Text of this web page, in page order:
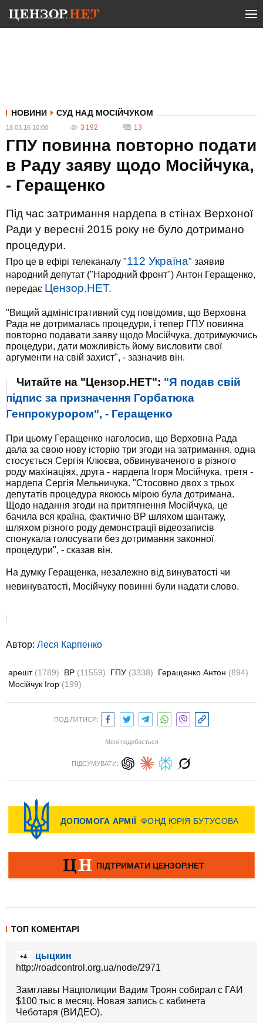
НОВИНИ СУД НАД МОСІЙЧУКОМ
18.03.16 10:00 3 192 13
ГПУ повинна повторно подати
в Раду заяву щодо Мосійчука,
- Геращенко
Під час затримання нардепа в стінах Верхоної
Ради у вересні 2015 року не було дотримано
процедури.
Про це в ефірі телеканалу "112 Україна" заявив
народний депутат ("Народний фронт") Антон Геращенко,
передає Цензор.НЕТ.
"Вищий адміністративний суд повідомив, що Верховна
Рада не дотрималась процедури, і тепер ГПУ повинна
повторно подавати заяву щодо Мосійчука, дотримуючись
процедури, дати можливість йому висловити свої
аргументи на свій захист", - зазначив він.
Читайте на "Цензор.НЕТ": "Я подав свій
підпис за призначення Горбатюка
Генпрокурором", - Геращенко
При цьому Геращенко наголосив, що Верховна Рада
дала за свою нову історію три згоди на затримання, одна
стосується Сергія Клюєва, обвинуваченого в різного
роду махінаціях, друга - нардепа Ігоря Мосійчука, третя -
нардепа Сергія Мельничука. "Стосовно двох з трьох
депутатів процедура якоюсь мірою була дотримана.
Щодо надання згоди на притягнення Мосійчука, це
бачила вся країна, фактично ВР шляхом шантажу,
шляхом різного роду демонстрації відеозаписів
спонукала голосувати без дотримання законної
процедури", - сказав він.
На думку Геращенка, незалежно від винуватості чи
невинуватості, Мосійчуку повинні були надати слово.
Автор: Леся Карпенко
арешт (1789) ВР (11559) ГПУ (3338) Геращенко Антон (894)
Мосійчук Ігор (199)
ПОДІЛИТИСЯ:
Мені подобається
ПІДСУМУВАТИ:
ТОП КОМЕНТАРІ
+4
цыцкин
http://roadcontrol.org.ua/node/2971
Замглавы Нацполиции Вадим Троян собирал с ГАИ
$100 тыс в месяц. Новая запись с кабинета
Чеботаря (ВИДЕО).